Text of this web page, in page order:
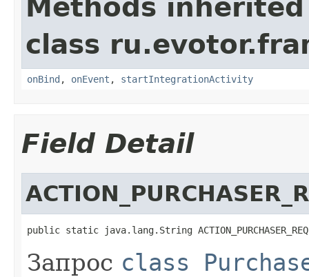
Methods
class
onBind , onEvent , startIntegrationActivity
Field Detail
public static java.lang.String
Запрос class